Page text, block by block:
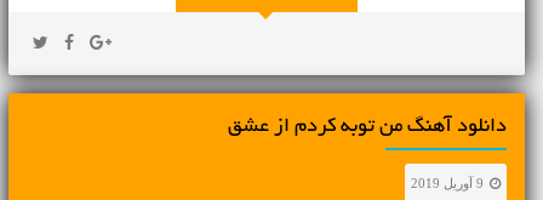
دانلود آهنگ من توبه کردم از عشق
9 آوریل 2019